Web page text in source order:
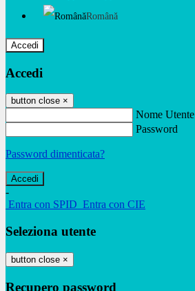
Română
Accedi
Accedi
button close ×
Nome Utente
Password
Password dimenticata?
-
Entra con SPID Entra con CIE
Seleziona utente
button close ×
Recupero password